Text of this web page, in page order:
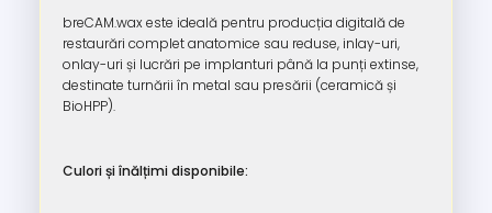
breCAM.wax este ideală pentru producția digitală de
restaurări complet anatomice sau reduse, inlay-uri,
onlay-uri și lucrări pe implanturi până la punți extinse,
destinate turnării în metal sau presării (ceramică și
BioHPP).
Culori și înălțimi disponibile: